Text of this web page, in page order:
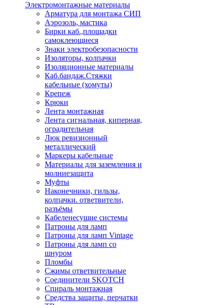
Электромонтажные материалы
Арматура для монтажа СИП
Аэрозоль, мастика
Бирки каб.,площадки
самоклеющиеся
Знаки электробезопасности
Изоляторы, колпачки
Изоляционные материалы
Каб.бандаж.Стяжки
кабельные (хомуты)
Крепеж
Крюки
Лента монтажная
Лента сигнальная, киперная,
оградительная
Люк ревизионный
металлический
Маркеры кабельные
Материалы для заземления и
молниезащита
Муфты
Наконечники, гильзы,
колпачки. ответвители,
разъёмы
Кабеленесущие системы
Патроны для ламп
Патроны для ламп Vintage
Патроны для ламп со
шнуром
Пломбы
Сжимы ответвительные
Соединители SKOTCH
Спираль монтажная
Средства защиты, перчатки